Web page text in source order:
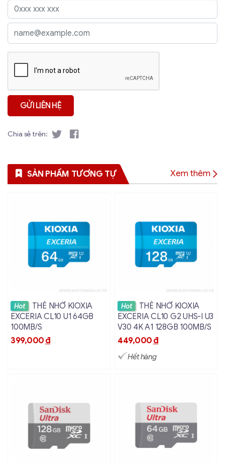
Chia sẻ trên:
SẢN PHẨM TƯƠNG TỰ Xem thêm
Xem chi tiết
Hot
THẺ NHỚ KIOXIA
EXCERIA CL10 U1 64GB
100MB/S
399,000đ
Xem chi tiết
Hot
THẺ NHỚ KIOXIA
EXCERIA CL10 G2 UHS-I U3
V30 4K A1 128GB 100MB/S
449,000đ
Hết hàng